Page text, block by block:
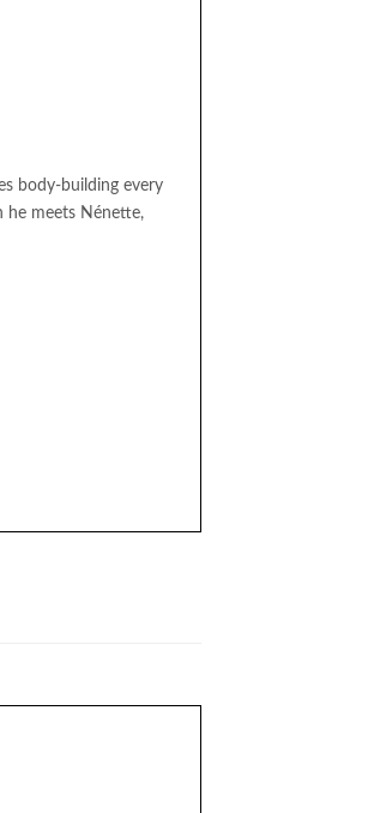
body-building every
he meets Nénette,